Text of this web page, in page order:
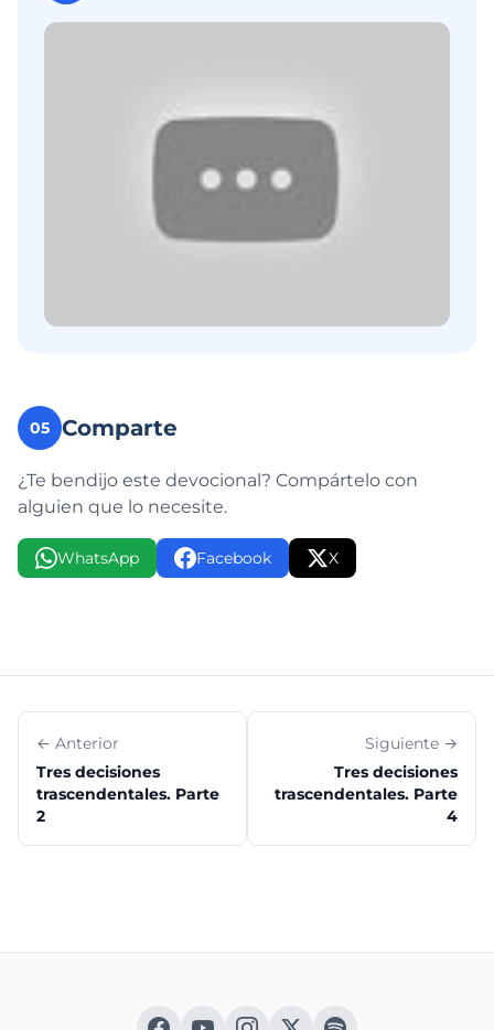
05 Comparte
¿Te bendijo este devocional? Compártelo con
alguien que lo necesite.
WhatsApp Facebook X
← Anterior
Tres decisiones
trascendentales. Parte
2
Siguiente →
Tres decisiones
trascendentales. Parte
4